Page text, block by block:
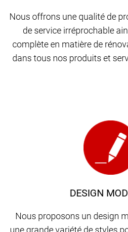
Nous offrons une qualité de
de service irréprochable
complète en matière de
dans tous nos produits et
DESIGN
Nous proposons un design
une grande variété de styles